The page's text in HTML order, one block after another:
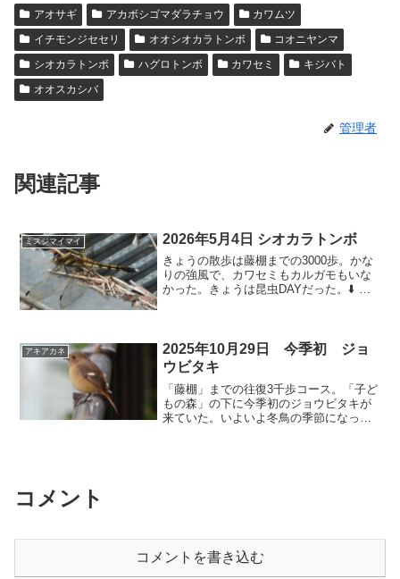
アオサギ アカボシゴマダラチョウ
カワムツ
イチモンジセセリ
オオシオカラトンボ
コオニヤンマ
シオカラトンボ
ハグロトンボ カワセミ
キジバト
オオスカシバ
管理者
関連記事
ミスジマイマイ 2026年5月4日 シオカラトンボ
きょうの散歩は藤棚までの3000歩。かな
りの強風で、カワセミもカルガモもいな
かった。きょうは昆虫DAYだった。⬇️ シ
アキアカネ
2025年10月29日 今季初 ジョ
ウビタキ
「藤棚」までの往復3千歩コース。「子ど
もの森」の下に今季初のジョウビタキが
来ていた。いよいよ冬鳥の季節になっ
コメント
コメントを書き込む